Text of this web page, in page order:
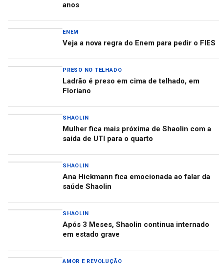
anos
ENEM
Veja a nova regra do Enem para pedir o FIES
PRESO NO TELHADO
Ladrão é preso em cima de telhado, em
Floriano
SHAOLIN
Mulher fica mais próxima de Shaolin com a
saída de UTI para o quarto
SHAOLIN
Ana Hickmann fica emocionada ao falar da
saúde Shaolin
SHAOLIN
Após 3 Meses, Shaolin continua internado
em estado grave
AMOR E REVOLUÇÃO